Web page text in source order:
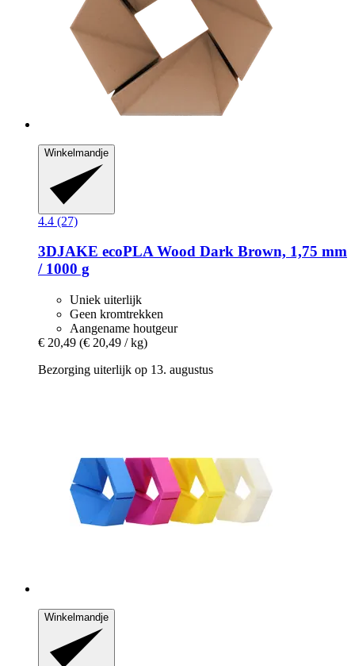
Winkelmandje
4.4 (27)
3DJAKE ecoPLA Wood Dark Brown, 1,75 mm
/ 1000 g
Uniek uiterlijk
Geen kromtrekken
Aangename houtgeur
€ 20,49 (€ 20,49 / kg)
Bezorging uiterlijk op 13. augustus
Winkelmandje